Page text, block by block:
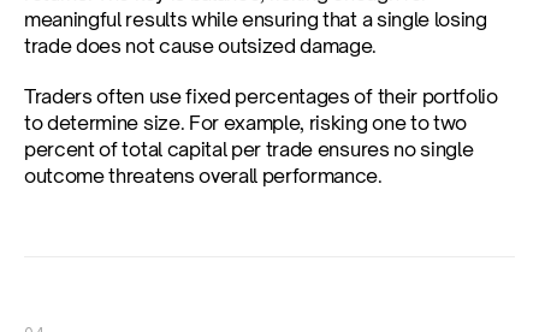
meaningful results while ensuring that a single losing
trade does not cause outsized damage.
Traders often use fixed percentages of their portfolio
to determine size. For example, risking one to two
percent of total capital per trade ensures no single
outcome threatens overall performance.